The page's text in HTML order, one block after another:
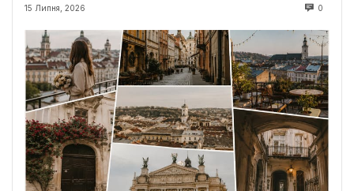
15 Липня, 2026 0